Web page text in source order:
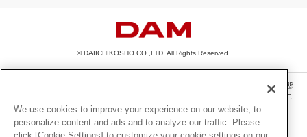
© DAIICHIKOSHO CO.,LTD. All Rights Reserved.
このサイトに掲載されている一切の文章・画像・写真・動画・音声等を、手段や形態
を問わず、著作権法の定める範囲を超えて無断で複製、転載、ファイル化などするこ
とを禁じます。
楽曲及びコンテンツは、機種によりご利用いただけない場合があります。
We use cookies to improve your experience on our website, to
personalize content and ads and to analyze our traffic. Please